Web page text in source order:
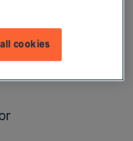
cookies